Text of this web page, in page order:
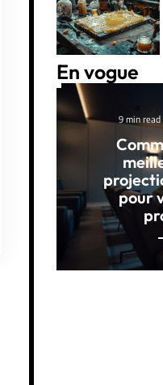
En vogue
9 min read
pour